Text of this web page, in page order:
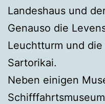
Landeshaus und
Genauso die
Leuchtturm und
Sartorikai.
Neben einigen